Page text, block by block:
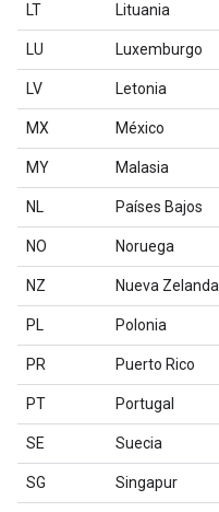
LT Lituania
LU Luxemburgo
LV Letonia
MX México
MY Malasia
NL Países Bajos
NO Noruega
NZ Nueva Zelanda
PL Polonia
PR Puerto Rico
PT Portugal
SE Suecia
SG Singapur